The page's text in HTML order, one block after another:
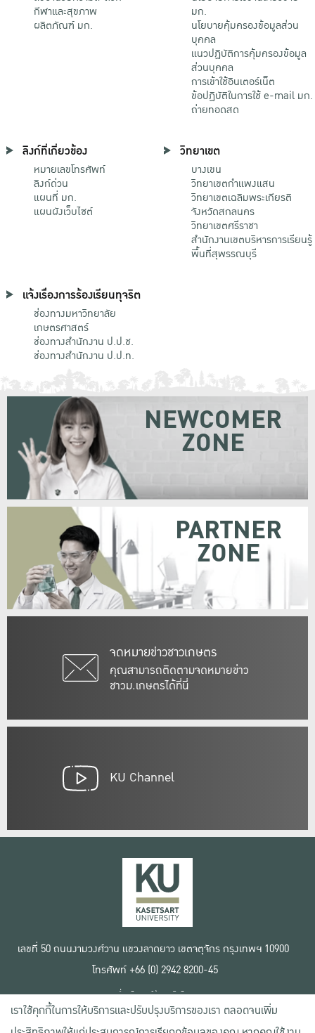
กีฬาและสุขภาพ
ผลิตภัณฑ์ มก.
มก.
นโยบายคุ้มครองข้อมูลส่วน
บุคคล
แนวปฏิบัติการคุ้มครองข้อมูล
ส่วนบุคคล
การเข้าใช้อินเตอร์เน็ต
ข้อปฏิบัติในการใช้ e-mail มก.
ถ่ายทอดสด
ลิงก์ที่เกี่ยวข้อง
หมายเลขโทรศัพท์
ลิงก์ด่วน
แผนที่ มก.
แผนผังเว็บไซต์
วิทยาเขต
บางเขน
วิทยาเขตกําแพงแสน
วิทยาเขตเฉลิมพระเกียรติ
จังหวัดสกลนคร
วิทยาเขตศรีราชา
สำนักงานเขตบริหารการเรียนรู้
พื้นที่สุพรรณบุรี
แจ้งเรื่องการร้องเรียนทุจริต
ช่องทางมหาวิทยาลัย
เกษตรศาสตร์
ช่องทางสำนักงาน ป.ป.ช.
ช่องทางสำนักงาน ป.ป.ท.
จดหมายข่าวชาวเกษตร
คุณสามารถติดตามจดหมายข่าว
ชาวม.เกษตรได้ที่นี่
NEWCOMER
ZONE
PARTNER
ZONE
KU Channel
เลขที่ 50 ถนนงามวงศ์วาน แขวงลาดยาว เขตจตุจักร กรุงเทพฯ 10900
โทรศัพท์ +66 (0) 2942 8200-45
เงื่อนไขการใช้งานเว็บไซต์
ข้อตกลงด้านสิทธิ์ใช้งาน
นโยบายความเป็นส่วนตัว
เราใช้คุกกี้ในการให้บริการและปรับปรุงบริการของเรา ตลอดจนเพิ่ม